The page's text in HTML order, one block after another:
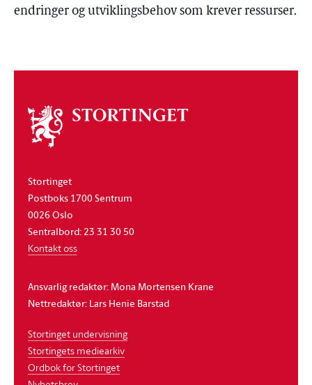
endringer og utviklingsbehov som krever ressurser.
Om
stortinget
Stortinget
Postboks 1700 Sentrum
0026 Oslo
Sentralbord: 23 31 30 50
Kontakt oss
Ansvarlig redaktør: Mona Mortensen Krane
Nettredaktør: Lars Henie Barstad
Stortinget undervisning
Stortingets mediearkiv
Ordbok for Stortinget